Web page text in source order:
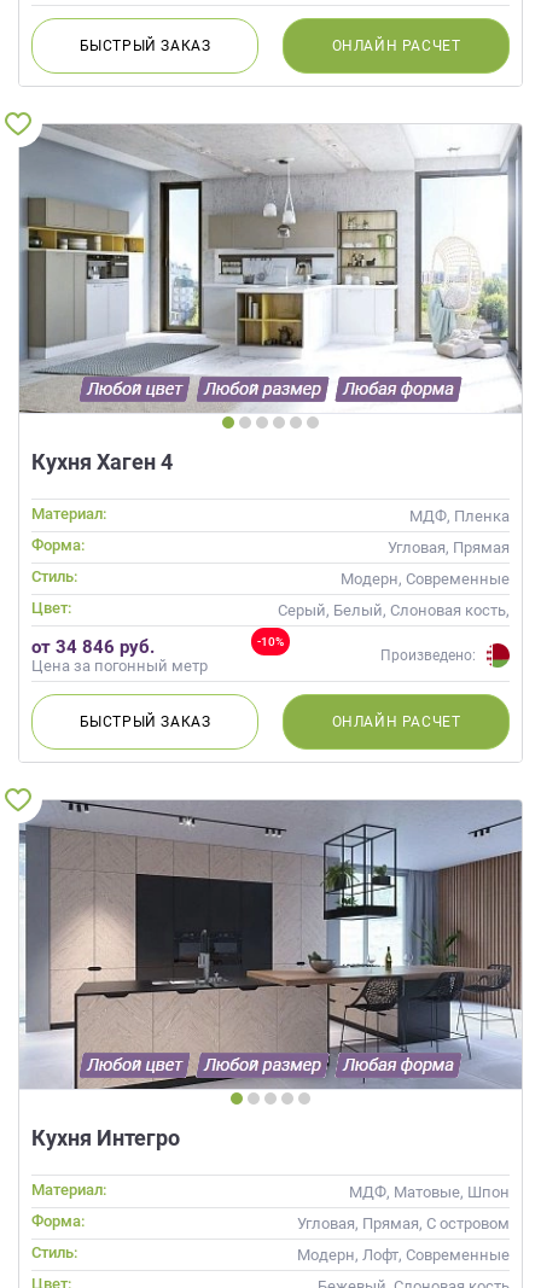
БЫСТРЫЙЗАКАЗ ОНЛАЙН РАСЧЕТ
Кухня Хаген 4
Материал:
МДФ, Пленка
Форма:
Угловая, Прямая
Стиль:
Модерн, Современные
Цвет:
Серый, Белый, Слоновая кость,
Кремовый, Коричневый,
Капучино
-10%
от 34 846 руб.
Цена за погонный метр
Произведено:
БЫСТРЫЙЗАКАЗ ОНЛАЙН РАСЧЕТ
Кухня Интегро
Материал:
МДФ, Матовые, Шпон
Форма:
Угловая, Прямая, С островом
Стиль:
Модерн, Лофт, Современные
Цвет: